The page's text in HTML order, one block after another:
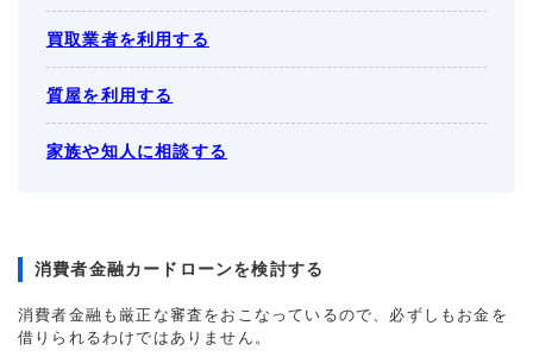
買取業者を利用する
質屋を利用する
家族や知人に相談する
消費者金融カードローンを検討する
消費者金融も厳正な審査をおこなっているので、必ずしもお金を
借りられるわけではありません。